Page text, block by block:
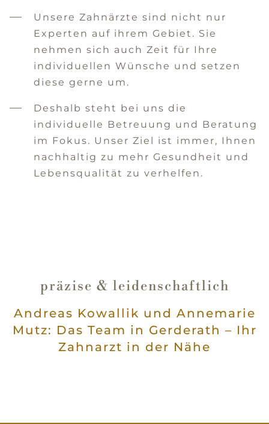
Unsere Zahnärzte sind nicht nur
Experten auf ihrem Gebiet. Sie
nehmen sich auch Zeit für Ihre
individuellen Wünsche und setzen
diese gerne um.
Deshalb steht bei uns die
individuelle Betreuung und Beratung
im Fokus. Unser Ziel ist immer, Ihnen
nachhaltig zu mehr Gesundheit und
Lebensqualität zu verhelfen.
präzise & leidenschaftlich
Andreas Kowallik und Annemarie
Mutz: Das Team in Gerderath – Ihr
Zahnarzt in der Nähe